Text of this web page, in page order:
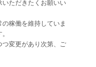
いただきたくお願いい
稼働を維持していま
変更があり次第、ご